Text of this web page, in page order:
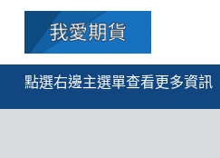
點選右邊主選單查看更多資訊